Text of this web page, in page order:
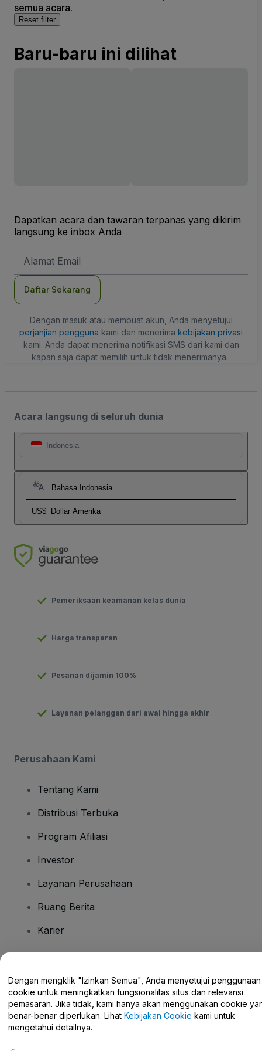
semua acara.
Reset filter
Baru-baru ini dilihat
Dapatkan acara dan tawaran terpanas yang dikirim
langsung ke inbox Anda
Email
Daftar Sekarang
Dengan masuk atau membuat akun, Anda menyetujui
perjanjian pengguna kami dan menerima kebijakan privasi
kami. Anda dapat menerima notifikasi SMS dari kami dan
kapan saja dapat memilih untuk tidak menerimanya.
Acara langsung di seluruh dunia
Indonesia
Bahasa Indonesia
US$ Dollar Amerika
Pemeriksaan keamanan kelas dunia
Harga transparan
Pesanan dijamin 100%
Layanan pelanggan dari awal hingga akhir
Perusahaan Kami
Tentang Kami
Distribusi Terbuka
Program Afiliasi
Investor
Layanan Perusahaan
Ruang Berita
Karier
Pusat Bantuan / Hubungi Kami
Dengan mengklik "Izinkan Semua", Anda menyetujui penggunaan
cookie untuk meningkatkan fungsionalitas situs dan relevansi
pemasaran. Jika tidak, kami hanya akan menggunakan cookie
benar-benar diperlukan. Lihat Kebijakan Cookie kami untuk
mengetahui detailnya.